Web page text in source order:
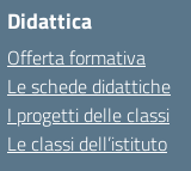
Didattica
Offerta formativa
Le schede didattiche
I progetti delle classi
Le classi dell’istituto